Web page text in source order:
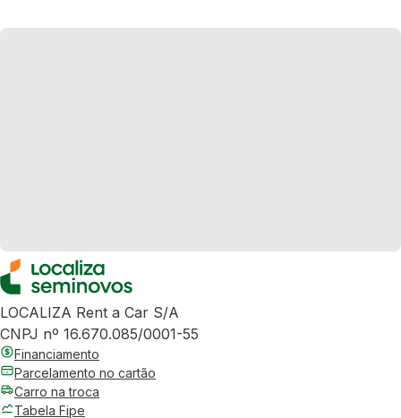
LOCALIZA Rent a Car S/A
CNPJ nº 16.670.085/0001-55
Financiamento
Parcelamento no cartão
Carro na troca
Tabela Fipe